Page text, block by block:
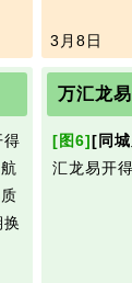
3月8日
得
万汇龙
[图6][同
汇龙易开